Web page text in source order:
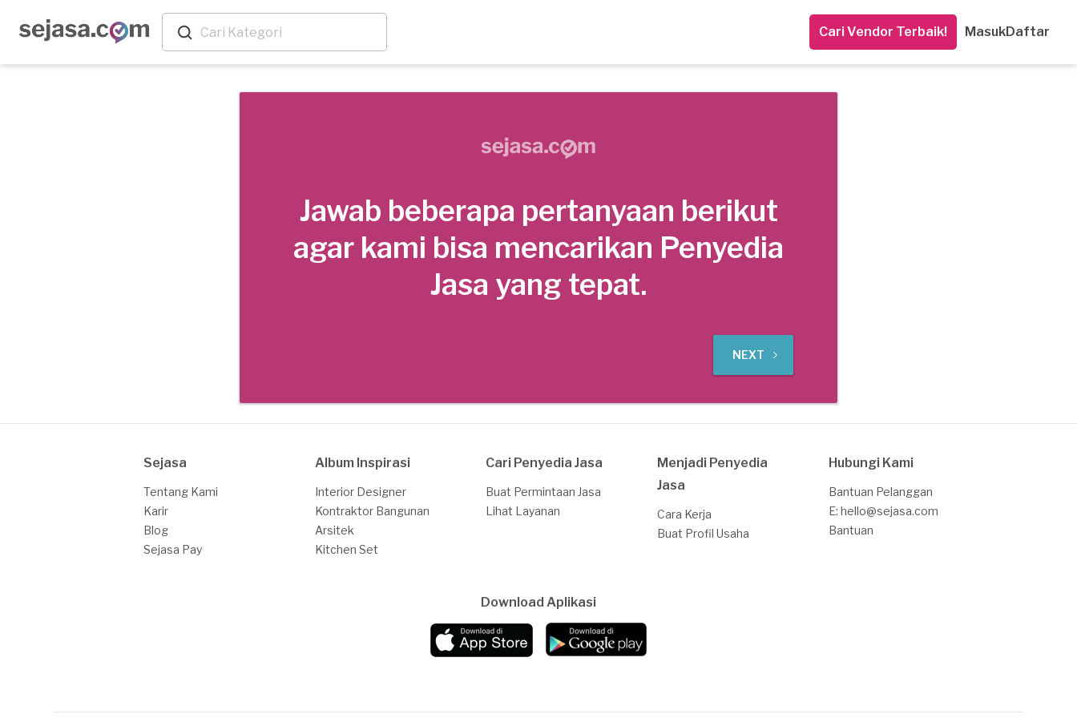
Cari Vendor Terbaik! MasukDaftar
Jawab beberapa pertanyaan berikut
agar kami bisa mencarikan Penyedia
Jasa yang tepat.
NEXT
Sejasa
Tentang Kami
Karir
Blog
Sejasa Pay
Album Inspirasi
Interior Designer
Kontraktor Bangunan
Arsitek
Kitchen Set
Cari Penyedia Jasa
Buat Permintaan Jasa
Lihat Layanan
Menjadi Penyedia
Jasa
Cara Kerja
Buat Profil Usaha
Hubungi Kami
Bantuan Pelanggan
E: hello@sejasa.com
Bantuan
Download Aplikasi